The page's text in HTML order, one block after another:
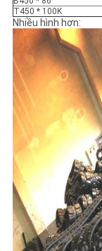
T450 * 100K
Nhiều hình hơn: